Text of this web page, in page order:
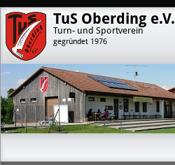
TuS Oberding e.V.
Turn- und Sportverein
gegründet 1976